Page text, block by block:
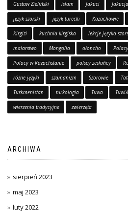
Gustaw Zieliński islam Jakuci Jakucja
język szorski język turecki Kazachowie
Kirgizi kuchnia kirgiska lekcje języka
malarstwo Mongolia ołoncho
Polacy w Kazachstanie polscy zesłańcy
różne języki szamanizm Szorowie
Turkmenistan turkologia Tuwa
wierzenia tradycyjne zwierzęta
ARCHIWA
sierpień 2023
maj 2023
luty 2022